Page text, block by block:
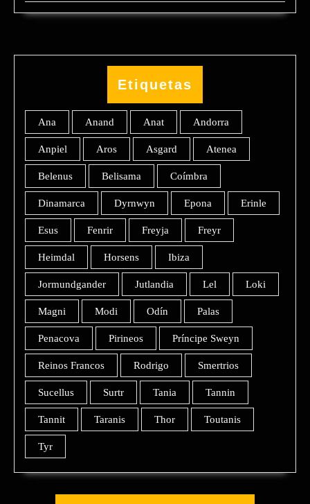
Etiquetas
Ana Anand Anat Andorra
Anpiel Aros Asgard Atenea
Belenus Belisama Coímbra
Dinamarca Dyrnwyn Epona Erinle
Esus Fenrir Freyja Freyr
Heimdal Horsens Ibiza
Jormundgander Jutlandia Lel Loki
Magni Modi Odín Palas
Penacova Pirineos Príncipe Sweyn
Reinos Francos Rodrigo Smertrios
Sucellus Surtr Tania Tannin
Tannit Taranis Thor Toutanis
Tyr